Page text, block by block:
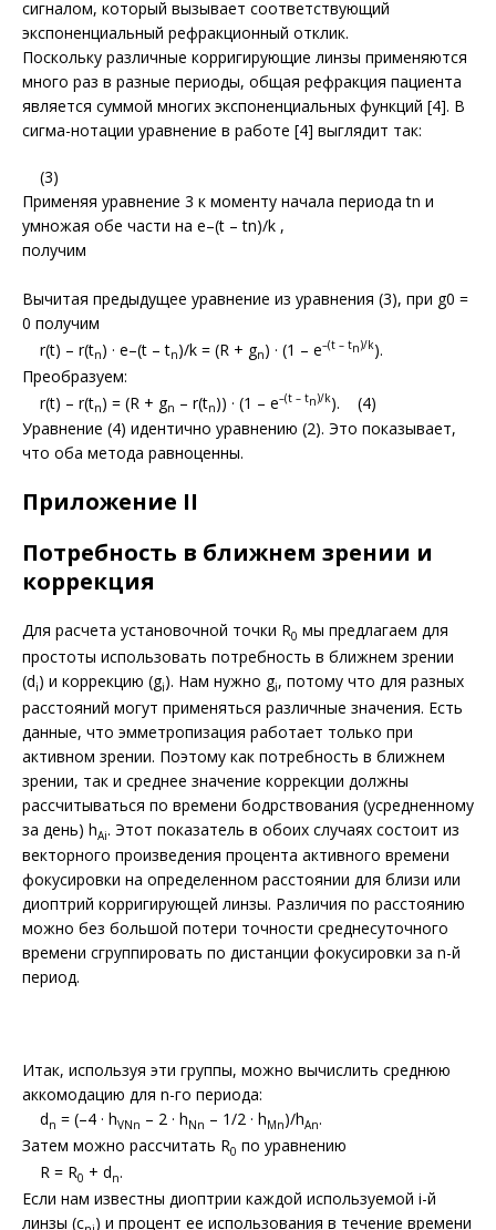
сигналом, который вызывает соответствующий
экспоненциальный рефракционный отклик.
Поскольку различные корригирующие линзы применяются
много раз в разные периоды, общая рефракция пациента
является суммой многих экспоненциальных функций [4]. В
сигма-нотации уравнение в работе [4] выглядит так:
(3)
Применяя уравнение 3 к моменту начала периода tn и
умножая обе части на e–(t – tn)/k ,
получим
Вычитая предыдущее уравнение из уравнения (3), при g0 =
0 получим
r(t) – r(tn) · e–(t – tn)/k = (R + gn) · (1 – e–(t – tn)/k).
Преобразуем:
r(t) – r(tn) = (R + gn – r(tn)) · (1 – e–(t – tn)/k). (4)
Уравнение (4) идентично уравнению (2). Это показывает,
что оба метода равноценны.
Приложение II
Потребность в ближнем зрении и
коррекция
Для расчета установочной точки R0 мы предлагаем для
простоты использовать потребность в ближнем зрении
(di) и коррекцию (gi). Нам нужно gi, потому что для разных
расстояний могут применяться различные значения. Есть
данные, что эмметропизация работает только при
активном зрении. Поэтому как потребность в ближнем
зрении, так и среднее значение коррекции должны
рассчитываться по времени бодрствования (усредненному
за день) hAi. Этот показатель в обоих случаях состоит из
векторного произведения процента активного времени
фокусировки на определенном расстоянии для близи или
диоптрий корригирующей линзы. Различия по расстоянию
можно без большой потери точности среднесуточного
времени сгруппировать по дистанции фокусировки за n-й
период.
Итак, используя эти группы, можно вычислить среднюю
аккомодацию для n-го периода:
dn = (–4 · hVNn – 2 · hNn – 1/2 · hMn)/hAn.
Затем можно рассчитать R0 по уравнению
R = R0 + dn.
Если нам известны диоптрии каждой используемой i-й
линзы (c ) и процент ее использования в течение времени